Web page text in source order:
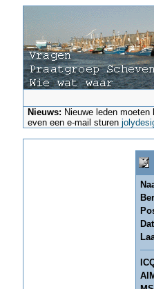
Nieuws: Nieuwe leden
even een e-mail sturen